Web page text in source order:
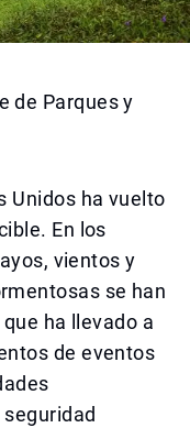
de Parques y
Unidos ha vuelto
En los
vientos y
se han
ha llevado a
de eventos